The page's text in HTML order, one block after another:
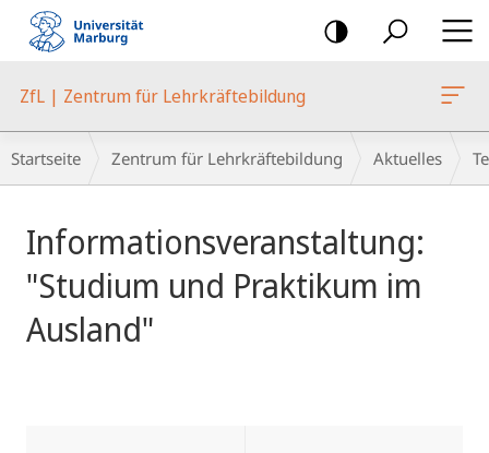
Mobile-
Navigation
ZfL | Zentrum für Lehrkräftebildung
Breadcrumb-
Navigation
Startseite Zentrum für Lehrkräftebildung Aktuelles
Informationsveranstaltung:
"Studium und Praktikum im
Ausland"